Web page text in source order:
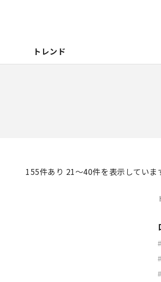
トレンド
155件あり 21〜40件を表示していま